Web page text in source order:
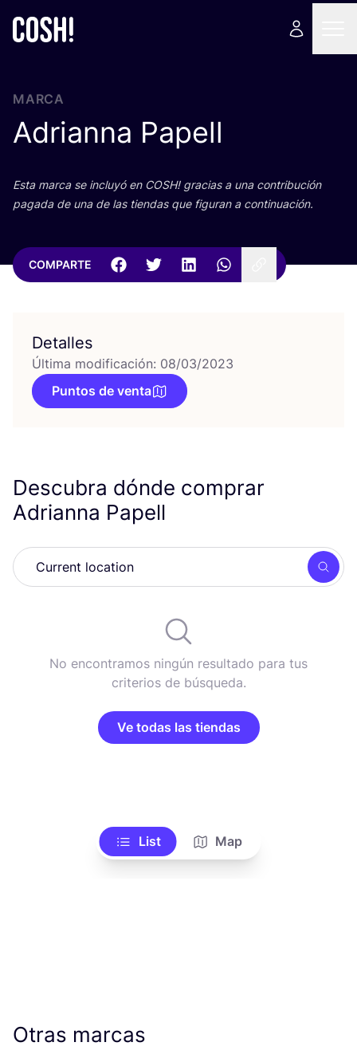
MARCA
Adrianna Papell
Esta mar­ca se inclu­yó en COSH! gra­cias a una con­tri­bu­ción
paga­da de una de las tien­das que figu­ran a continuación.
COMPARTE
Detalles
Última modificación: 08/03/2023
Puntos de venta
Descubra dónde comprar
Adrianna Papell
No encontramos ningún resultado para tus
criterios de búsqueda.
Ve todas las tiendas
List Map
Otras marcas